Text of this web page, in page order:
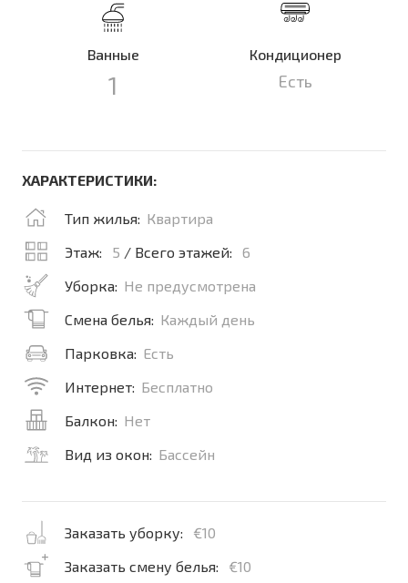
Ванные
1
Кондиционер
Есть
ХАРАКТЕРИСТИКИ:
Тип жилья: Квартира
Этаж:
5 / Всего этажей:
6
Уборка: Не предусмотрена
Смена белья: Каждый день
Парковка: Есть
Интернет: Бесплатно
Балкон: Нет
Вид из окон: Бассейн
Заказать уборку:
€10
Заказать смену белья:
€10